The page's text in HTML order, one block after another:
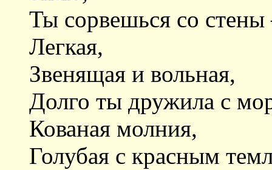
Ты сорвешься со
Легкая,
Звенящая и вольная,
Долго ты дружила с
Кованая молния,
Голубая с красным